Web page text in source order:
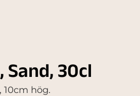
Sand, 30cl
10cm hög.